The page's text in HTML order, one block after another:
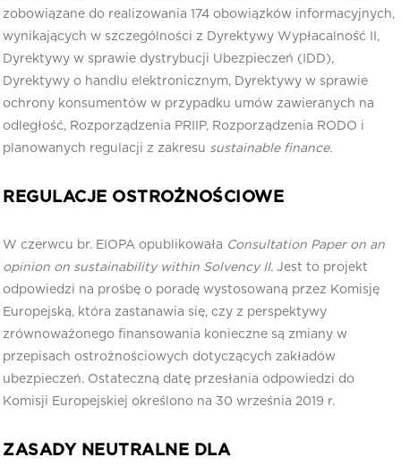
zobowiązane do realizowania 174 obowiązków informacyjnych,
wynikających w szczególności z Dyrektywy Wypłacalność II,
Dyrektywy w sprawie dystrybucji Ubezpieczeń (IDD),
Dyrektywy o handlu elektronicznym, Dyrektywy w sprawie
ochrony konsumentów w przypadku umów zawieranych na
odległość, Rozporządzenia PRIIP, Rozporządzenia RODO i
planowanych regulacji z zakresu sustainable finance.
REGULACJE OSTROŻNOŚCIOWE
W czerwcu br. EIOPA opublikowała Consultation Paper on an
opinion on sustainability within Solvency II. Jest to projekt
odpowiedzi na prośbę o poradę wystosowaną przez Komisję
Europejską, która zastanawia się, czy z perspektywy
zrównoważonego finansowania konieczne są zmiany w
przepisach ostrożnościowych dotyczących zakładów
ubezpieczeń. Ostateczną datę przesłania odpowiedzi do
Komisji Europejskiej określono na 30 września 2019 r.
ZASADY NEUTRALNE DLA